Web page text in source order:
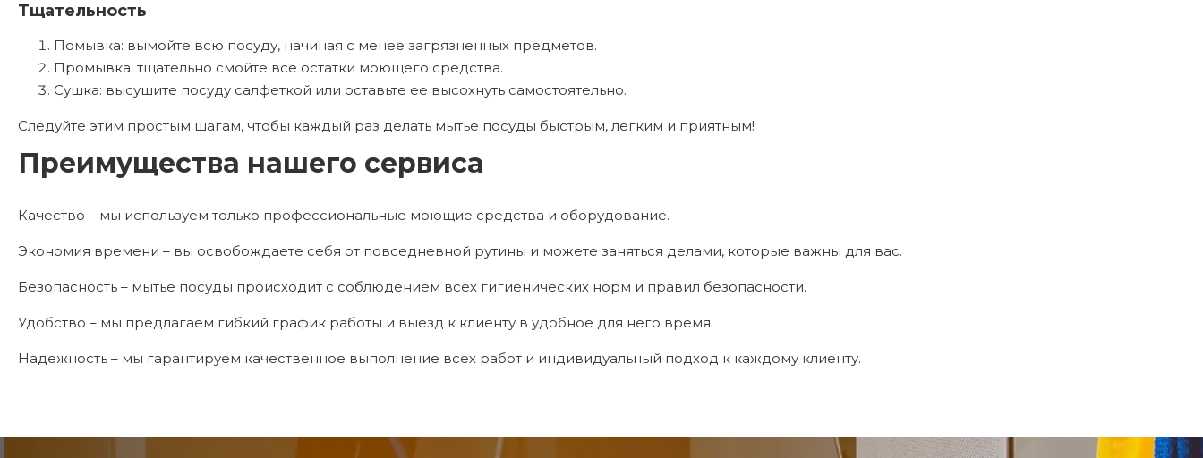
Тщательность
Помывка: вымойте всю посуду, начиная с менее загрязненных предметов.
Промывка: тщательно смойте все остатки моющего средства.
Сушка: высушите посуду салфеткой или оставьте ее высохнуть самостоятельно.
Следуйте этим простым шагам, чтобы каждый раз делать мытье посуды быстрым, легким и приятным!
Преимущества нашего сервиса
Качество – мы используем только профессиональные моющие средства и оборудование.
Экономия времени – вы освобождаете себя от повседневной рутины и можете заняться делами, которые важны для вас.
Безопасность – мытье посуды происходит с соблюдением всех гигиенических норм и правил безопасности.
Удобство – мы предлагаем гибкий график работы и выезд к клиенту в удобное для него время.
Надежность – мы гарантируем качественное выполнение всех работ и индивидуальный подход к каждому клиенту.